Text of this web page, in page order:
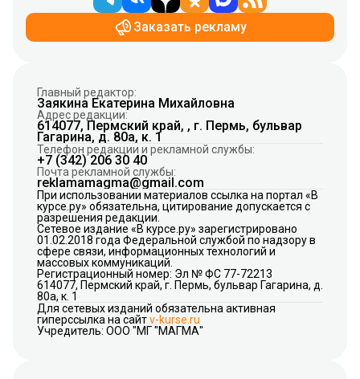
Заказать рекламу
Главный редактор:
Заякина Екатерина Михайловна
Адрес редакции:
614077, Пермский край, , г. Пермь, бульвар
Гагарина, д. 80а, к. 1
Телефон редакции и рекламной службы:
+7 (342) 206 30 40
Почта рекламной службы:
reklamamagma@gmail.com
При использовании материалов ссылка на портал «В
курсе.ру» обязательна, цитирование допускается с
разрешения редакции.
Сетевое издание «В курсе.ру» зарегистрировано
01.02.2018 года Федеральной службой по надзору в
сфере связи, информационных технологий и
массовых коммуникаций.
Регистрационный номер: Эл № ФС 77-72213
614077, Пермский край, г. Пермь, бульвар Гагарина, д.
80а, к. 1
Для сетевых изданий обязательна активная
гиперссылка на сайтv-kurse.ru
Учредитель: ООО "МГ "МАГМА"